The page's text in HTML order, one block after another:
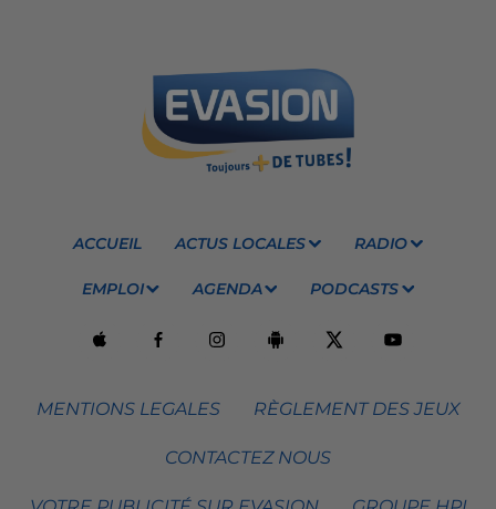
ACCUEIL ACTUS LOCALES RADIO
EMPLOI AGENDA PODCASTS
MENTIONS LEGALES RÈGLEMENT DES JEUX
CONTACTEZ NOUS